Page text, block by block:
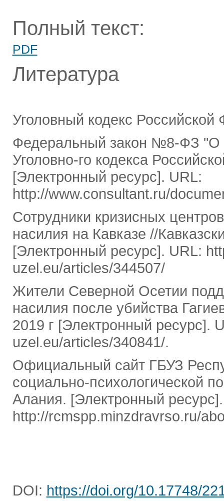
Полный текст:
PDF
Литература
Уголовный кодекс
Федеральный закон №8-ФЗ "О
Уголовно-го кодекса
[Электронный ресурс]. URL:
http://www.consultant.ru/
Сотрудники кризисных
насилия на Кавказе //
[Электронный ресурс]. URL:
uzel.eu/articles/344507/
Жители Северной Осетии
насилия после убийства
2019 г [Электронный ресурс].
uzel.eu/articles/340841/.
Официальный сайт ГБУЗ
социально-психологической
Алания. [Электронный
http://rcmspp.minzdravrso.ru/
DOI: https://doi.org/10.17748/